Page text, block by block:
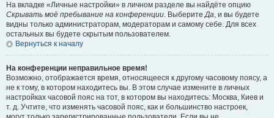
На вкладке «Личные настройки» в личном разделе вы найдёте опцию
Скрывать моё пребывание на конференции. ВыберитеДа, и вы будете
видны только администраторам, модераторам и самому себе. Для всех
остальных вы будете скрытым пользователем.
Вернуться к началу
На конференции неправильное время!
Возможно, отображается время, относящееся к другому часовому поясу, а
не к тому, в котором находитесь вы. В этом случае измените в личных
настройках часовой пояс на тот, в котором вы находитесь: Москва, Киев и
т. д. Учтите, что изменять часовой пояс, как и большинство настроек,